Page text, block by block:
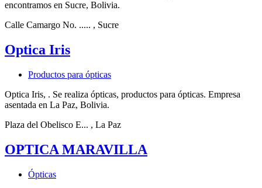
encontramos en Sucre, Bolivia.
Calle Camargo No. ..... , Sucre
Optica Iris
Productos para ópticas
Optica Iris, . Se realiza ópticas, productos para ópticas. Empresa
asentada en La Paz, Bolivia.
Plaza del Obelisco E... , La Paz
OPTICA MARAVILLA
Ópticas